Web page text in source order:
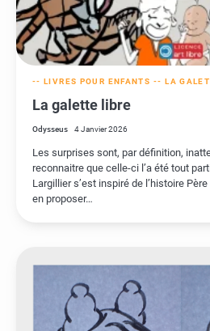
-- LIVRES POUR ENFANTS -- LA
La galette libre
Odysseus 4 Janvier 2026
Les surprises sont, par définition,
reconnaitre que celle-ci l’a été tout
Largillier s’est inspiré de l’histoire
en proposer…